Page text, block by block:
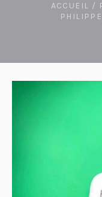
ACCUEIL /
PHILIPPE